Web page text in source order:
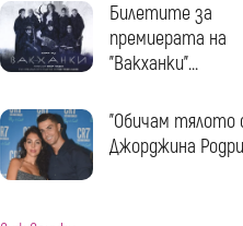
Билетите за
премиерата на
"Вакханки"...
"Обичам тялото
Джорджина